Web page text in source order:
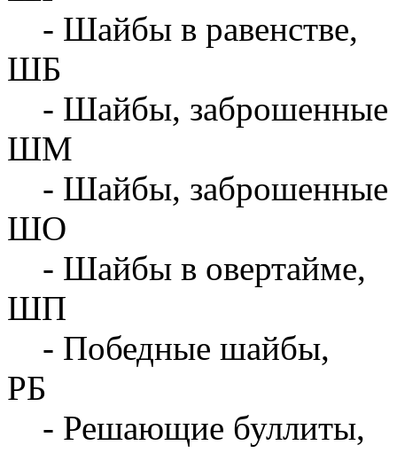
- Шайбы в равенстве,
ШБ
- Шайбы, заброшенные
ШМ
- Шайбы, заброшенные
ШО
- Шайбы в овертайме,
ШП
- Победные шайбы,
РБ
- Решающие буллиты,